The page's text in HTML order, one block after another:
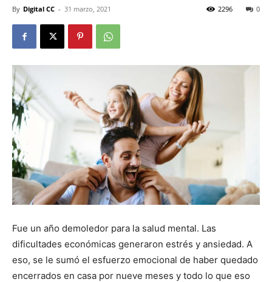
By Digital CC - 31 marzo, 2021 0
2296
Fue un año demoledor para la salud mental. Las
dificultades económicas generaron estrés y ansiedad. A
eso, se le sumó el esfuerzo emocional de haber quedado
encerrados en casa por nueve meses y todo lo que eso